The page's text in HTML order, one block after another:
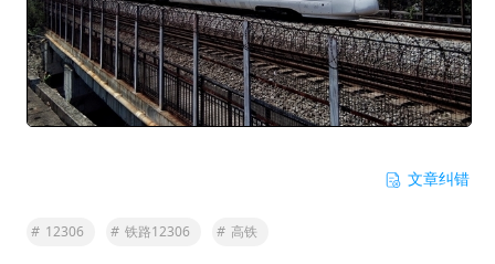
文章纠错
# 12306 # 铁路12306 # 高铁